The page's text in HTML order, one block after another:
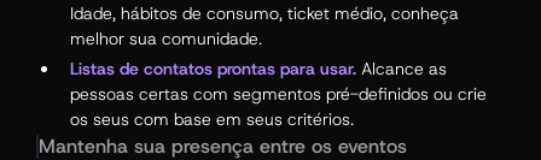
Idade, hábitos de consumo, ticket médio, conheça
melhor sua comunidade.
Listas de contatos prontas para usar.Alcance as
pessoas certas com segmentos pré-definidos ou crie
os seus com base em seus critérios.
Mantenha sua presença entre os eventos